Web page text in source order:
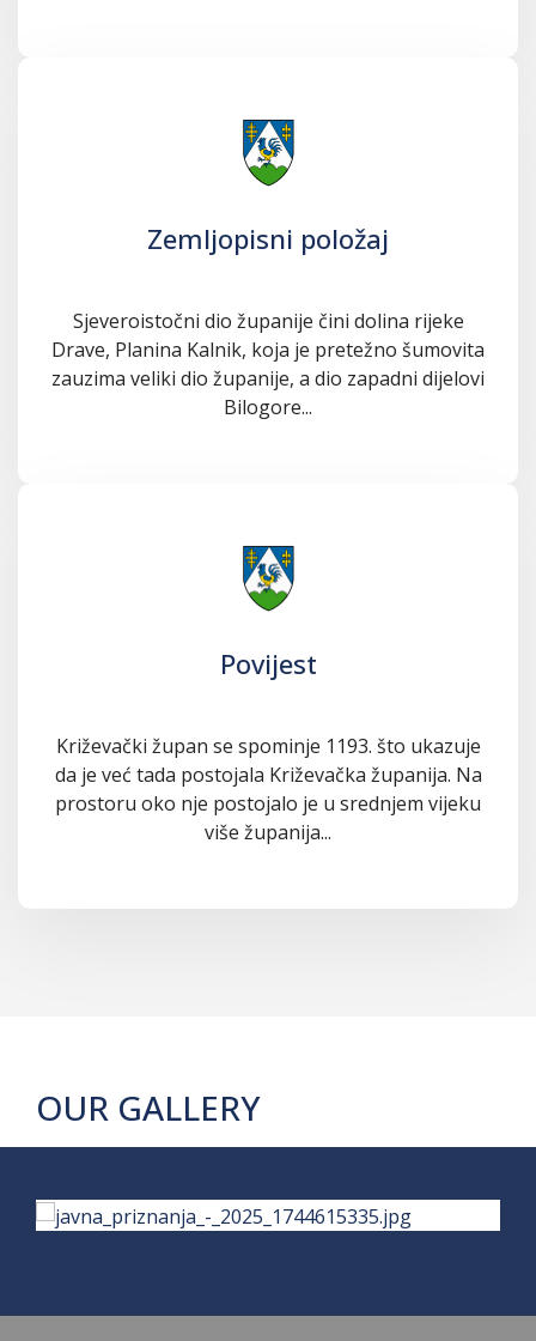
Zemljopisni položaj
Sjeveroistočni dio županije čini dolina rijeke
Drave, Planina Kalnik, koja je pretežno šumovita
zauzima veliki dio županije, a dio zapadni dijelovi
Bilogore...
Povijest
Križevački župan se spominje 1193. što ukazuje
da je već tada postojala Križevačka županija. Na
prostoru oko nje postojalo je u srednjem vijeku
više županija...
OUR GALLERY